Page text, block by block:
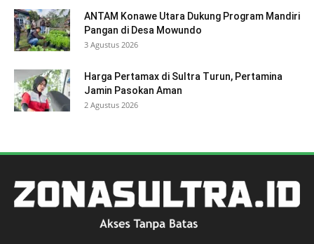
ANTAM Konawe Utara Dukung Program Mandiri
Pangan di Desa Mowundo
3 Agustus 2026
Harga Pertamax di Sultra Turun, Pertamina
Jamin Pasokan Aman
2 Agustus 2026